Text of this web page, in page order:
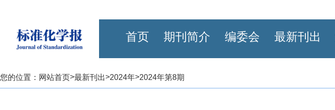
首页 期刊简介 编委会 最新刊出
您的位置： 网站首页>最新刊出>2024年>2024年第8期